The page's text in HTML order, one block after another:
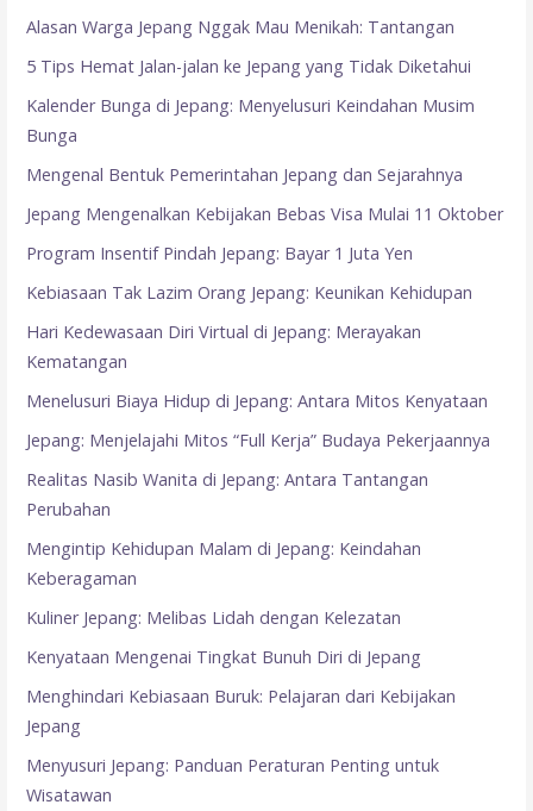
Alasan Warga Jepang Nggak Mau Menikah: Tantangan
5 Tips Hemat Jalan-jalan ke Jepang yang Tidak Diketahui
Kalender Bunga di Jepang: Menyelusuri Keindahan Musim
Bunga
Mengenal Bentuk Pemerintahan Jepang dan Sejarahnya
Jepang Mengenalkan Kebijakan Bebas Visa Mulai 11 Oktober
Program Insentif Pindah Jepang: Bayar 1 Juta Yen
Kebiasaan Tak Lazim Orang Jepang: Keunikan Kehidupan
Hari Kedewasaan Diri Virtual di Jepang: Merayakan
Kematangan
Menelusuri Biaya Hidup di Jepang: Antara Mitos Kenyataan
Jepang: Menjelajahi Mitos “Full Kerja” Budaya Pekerjaannya
Realitas Nasib Wanita di Jepang: Antara Tantangan
Perubahan
Mengintip Kehidupan Malam di Jepang: Keindahan
Keberagaman
Kuliner Jepang: Melibas Lidah dengan Kelezatan
Kenyataan Mengenai Tingkat Bunuh Diri di Jepang
Menghindari Kebiasaan Buruk: Pelajaran dari Kebijakan
Jepang
Menyusuri Jepang: Panduan Peraturan Penting untuk
Wisatawan